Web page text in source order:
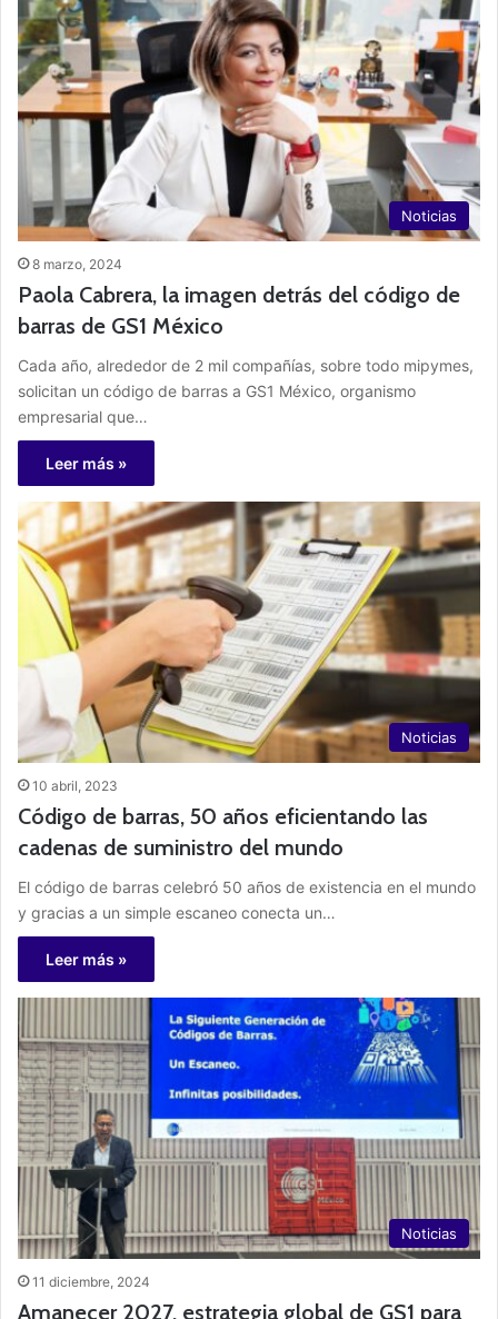
Noticias
8 marzo, 2024
Paola Cabrera, la imagen detrás del código de
barras de GS1 México
Cada año, alrededor de 2 mil compañías, sobre todo mipymes,
solicitan un código de barras a GS1 México, organismo
empresarial que…
Leer más »
Noticias
10 abril, 2023
Código de barras, 50 años eficientando las
cadenas de suministro del mundo
El código de barras celebró 50 años de existencia en el mundo
y gracias a un simple escaneo conecta un…
Leer más »
Noticias
11 diciembre, 2024
Amanecer 2027, estrategia global de GS1 para